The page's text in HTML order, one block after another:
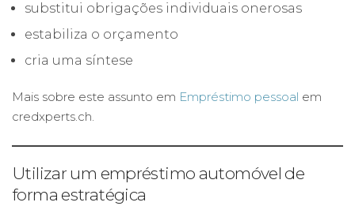
substitui obrigações individuais onerosas
estabiliza o orçamento
cria uma síntese
Mais sobre este assunto em Empréstimo pessoal em
credxperts.ch.
Utilizar um empréstimo automóvel de
forma estratégica